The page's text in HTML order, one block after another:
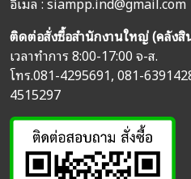
ติดต่อสั่งซื้อสำนักงานใหญ่ (คลังสิ
เวลาทำการ 8:00-17:00 จ-ส.
โทร.081-4295691,081-
4515297